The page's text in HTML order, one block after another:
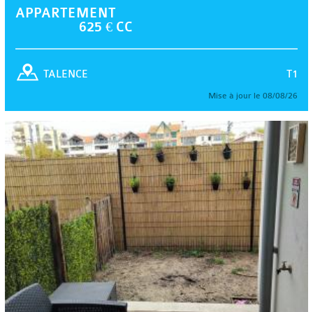
APPARTEMENT
625 € CC
T1
TALENCE
Mise à jour le 08/08/26